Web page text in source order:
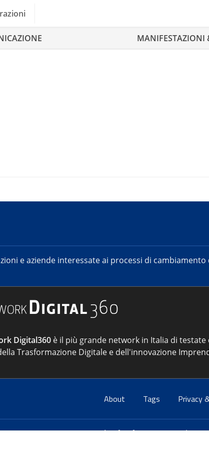
MANIFESTAZIONI
e aziende interessate ai processi di cambiamento
Digital360 è il più grande network in Italia di testate
Trasformazione Digitale e dell'innovazione
About Tags Privacy
Contatti:info@forumpa.it- tel. 06